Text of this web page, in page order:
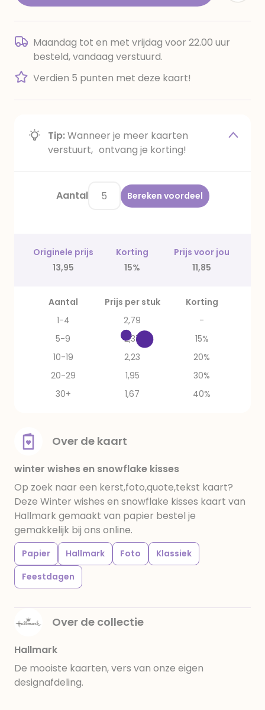
Maandag tot en met vrijdag voor 22.00 uur
besteld, vandaag verstuurd.
Verdien 5 punten met deze kaart!
Tip:Wanneer je meer kaarten
verstuurt, ontvang je korting!
Aantal Bereken voordeel
Originele prijs Korting
Prijs voor jou
13,95
15% 11,85
Aantal Prijs per stuk
Korting
1-4
2,79
-
5-9
2,37
15%
10-19
2,23
20%
20-29
1,95
30%
30+
1,67 40%
Over de kaart
winter wishes en snowflake kisses
Op zoek naar een kerst,foto,quote,tekst kaart?
Deze Winter wishes en snowflake kisses kaart van
Hallmark gemaakt van papier bestel je
gemakkelijk bij ons online.
Papier Hallmark Foto
Klassiek
Feestdagen
Over de collectie
Hallmark
De mooiste kaarten, vers van onze eigen
designafdeling.